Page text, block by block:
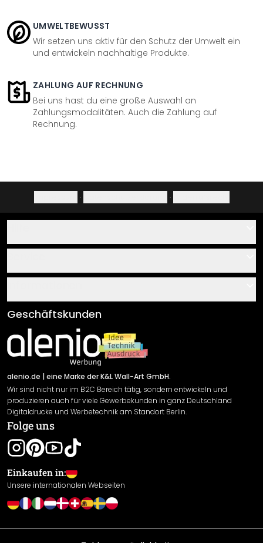
UMWELTBEWUSST
Wir setzen uns aktiv für den Schutz der Umwelt ein
und entwickeln nachhaltige Produkte.
ZAHLUNG AUF RECHNUNG
Bei uns hast du eine große Auswahl an
Zahlungsmodalitäten. Auch die Zahlung auf
Rechnung.
· ·
Über uns
Klebe- und Montageanleitungen
Newsletter An-/Abmeldung
Sendungsverfolgung
AGB
Impressum
Versand & Zahlung
Rücksendung
Widerrufsrecht
Datenschutzerklärung
Gewährleistung
Leistungserklärung / CE-Zeichen
Cookie Einstellungen
Geschäftskunden
alenio.de | eine Marke der K&L Wall-Art GmbH.
Wir sind nicht nur im B2C Bereich tätig, sondern entwickeln und
produzieren auch für viele Gewerbekunden in ganz Deutschland
Digitaldrucke und Werbetechnik am Standort Berlin.
Folge uns
Einkaufen in:
Unsere internationalen Webseiten